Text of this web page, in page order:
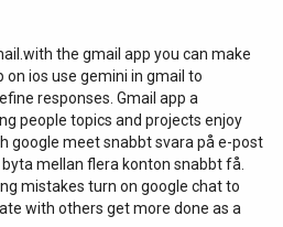
the gmail app you can make
ios use gemini in gmail to
responses. Gmail app a
people topics and projects enjoy
google meet snabbt svara på e-post
mellan flera konton snabbt få.
mistakes turn on google chat to
with others get more done as a